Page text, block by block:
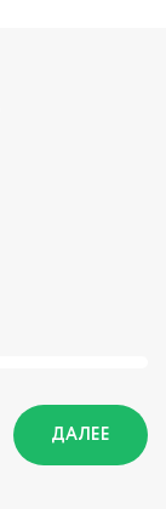
ДАЛЕЕ